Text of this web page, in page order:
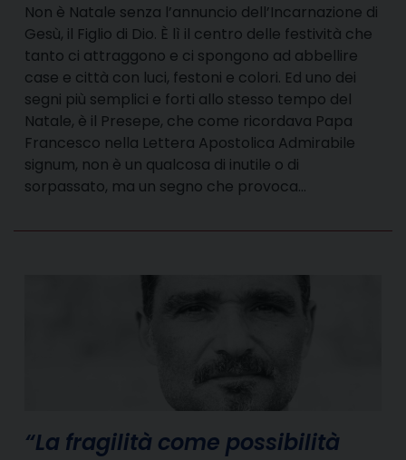
Non è Natale senza l’annuncio dell’Incarnazione di
Gesù, il Figlio di Dio. È lì il centro delle festività che
tanto ci attraggono e ci spongono ad abbellire
case e città con luci, festoni e colori. Ed uno dei
segni più semplici e forti allo stesso tempo del
Natale, è il Presepe, che come ricordava Papa
Francesco nella Lettera Apostolica Admirabile
signum, non è un qualcosa di inutile o di
sorpassato, ma un segno che provoca…
“La fragilità come possibilità